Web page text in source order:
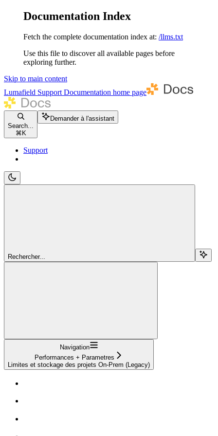
Documentation Index
Fetch the complete documentation index at: /llms.txt
Use this file to discover all available pages before
exploring further.
Skip to main content
Lumafield Support Documentation home page
Search...
⌘ K
Demander à l'assistant
Support
Rechercher...
Navigation
Performances + Parametres
Limites et stockage des projets On-Prem (Legacy)